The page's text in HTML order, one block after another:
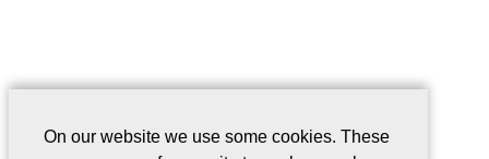
On our website we use some cookies. These